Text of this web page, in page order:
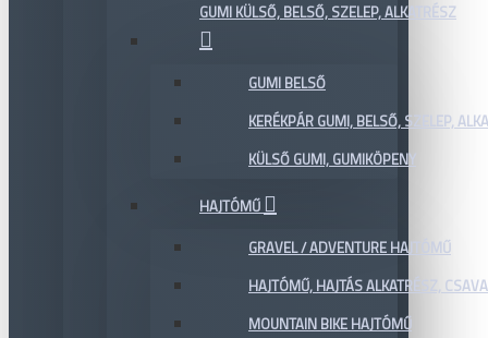
GUMI KÜLSŐ, BELSŐ, SZELEP, ALKATRÉSZ
GUMI BELSŐ
KERÉKPÁR GUMI, BELSŐ, SZELEP,
KÜLSŐ GUMI, GUMIKÖPENY
HAJTÓMŰ
GRAVEL / ADVENTURE HAJTÓMŰ
HAJTÓMŰ, HAJTÁS ALKATRÉSZ,
MOUNTAIN BIKE HAJTÓMŰ